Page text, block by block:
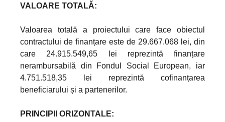
VALOARE TOTALĂ:
Valoarea totală a proiectului care face obiectul
contractului de finanțare este de 29.667.068 lei, din
care 24.915.549,65 lei reprezintă finanțare
nerambursabilă din Fondul Social European, iar
4.751.518,35 lei reprezintă cofinanțarea
beneficiarului și a partenerilor.
PRINCIPII ORIZONTALE: